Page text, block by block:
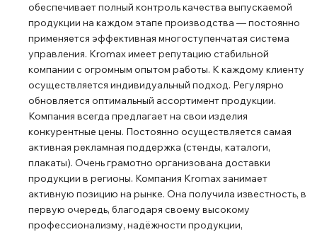
обеспечивает полный контроль качества выпускаемой
продукции на каждом этапе производства ― постоянно
применяется эффективная многоступенчатая система
управления. Kromax имеет репутацию стабильной
компании с огромным опытом работы. К каждому клиенту
осуществляется индивидуальный подход. Регулярно
обновляется оптимальный ассортимент продукции.
Компания всегда предлагает на свои изделия
конкурентные цены. Постоянно осуществляется самая
активная рекламная поддержка (стенды, каталоги,
плакаты). Очень грамотно организована доставки
продукции в регионы. Компания Kromax занимает
активную позицию на рынке. Она получила известность, в
первую очередь, благодаря своему высокому
профессионализму, надёжности продукции,